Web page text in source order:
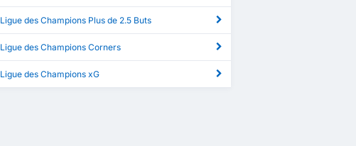
Ligue des Champions Plus de 2.5 Buts
Ligue des Champions Corners
Ligue des Champions xG